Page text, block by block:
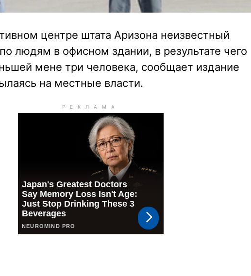
центре штата Аризона неизвестный
людям в офисном здании, в результате чего
мене три человека, сообщает издание
на местные власти.